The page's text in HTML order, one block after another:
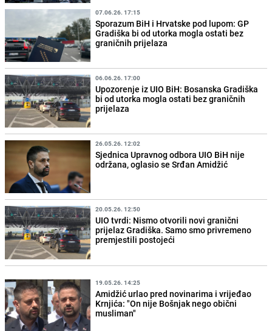
07.06.26. 17:15
Sporazum BiH i Hrvatske pod lupom: GP
Gradiška bi od utorka mogla ostati bez
graničnih prijelaza
06.06.26. 17:00
Upozorenje iz UIO BiH: Bosanska Gradiška
bi od utorka mogla ostati bez graničnih
prijelaza
26.05.26. 12:02
Sjednica Upravnog odbora UIO BiH nije
održana, oglasio se Srđan Amidžić
20.05.26. 12:50
UIO tvrdi: Nismo otvorili novi granični
prijelaz Gradiška. Samo smo privremeno
premjestili postojeći
19.05.26. 14:25
Amidžić urlao pred novinarima i vrijeđao
Krnjića: "On nije Bošnjak nego obični
musliman"